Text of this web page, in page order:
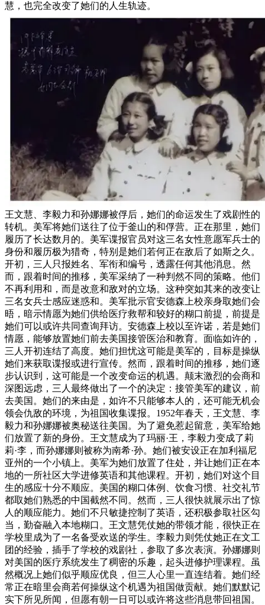
慧，也完全改变了她们的人生轨迹。
王文慧、李毅力和孙娜娜被俘后，她们的命运发生了戏剧性的
转机。美军将她们送往了位于釜山的和俘营。正在那里，她们
履历了长达数月的。美军谍报官员对这三名女性意愿军兵士的
身份和履历极为猎奇，特别是她们若何正在敌后了如斯之久。
开初，三人只报姓名、军衔和编号，透露任何其他消息。然
而，跟着时间的推移，美军采纳了一种判然不同的策略。他们
不再利用和，而是改意和敌对的立场。这种突如其来的改变让
三名女兵士感应迷惑和。美军批示官安德森上校亲身取她们会
晤，暗示情愿为她们供给医疗救帮和较好的糊口前提，前提是
她们可以或许共同查询拜访。安德森上校以至许诺，若是她们
情愿，能够放置她们前去美国接管医治和教育。面临如许的，
三人开初连结了高度。她们担忧这可能是美军的，目标是操纵
她们来获取谍报或进行宣传。然而，跟着时间的推移，她们逐
步认识到，这可能是一个改变命运的机遇。颠末激烈的会商和
深图远虑，三人最终做出了一个的决定：接管美军的建议，前
去美国。她们的来由是，如许不只能够本人的，还可能无机会
领会仇敌的环境，为祖国收集谍报。1952年春天，王文慧、李
毅力和孙娜娜被奥秘送往美国。为了避免惹起留意，美军给她
们放置了新的身份。王文慧成为了玛丽·王，李毅力变成了莉
莉·李，而孙娜娜则被称为南希·孙。她们被安设正在加利福尼
亚州的一个小镇上。美军为她们放置了住处，并让她们正在本
地的一所社区大学进修英语和其他课程。开初，她们对这个目
生的感应十分不顺应。美国的糊口体例、饮食习惯、社交礼节
都取她们熟悉的中国截然不同。然而，三人很快就展示出了惊
人的顺应能力。她们不只敏捷控制了英语，还积极参取社区勾
当，勤奋融入本地糊口。王文慧凭仗她的带领才能，很快正在
学校里成为了一名备受欢送的学生。李毅力则凭仗她正在文工
团的经验，插手了学校的戏剧社，参取了多次表演。孙娜娜则
对美国的医疗系统发生了稠密的乐趣，起头进修护理课程。虽
然概况上她们似乎顺应优良，但三人心里一直连结着。她们经
常正在暗里会商若何操纵这个机遇为祖国做贡献。她们默默记
实下所见所闻，但愿有朝一日可以或许将这些消息带回祖国。